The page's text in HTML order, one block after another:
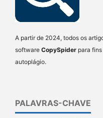
A partir de 2024, todos os
software CopySpider para
autoplágio.
PALAVRAS-CHAVE